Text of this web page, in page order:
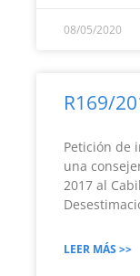
08/05/2020
R169/
Petición de
una
2017 al
LEER MÁS >>